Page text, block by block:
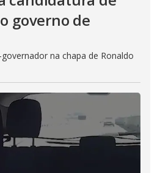
governo de
na chapa de Ronaldo